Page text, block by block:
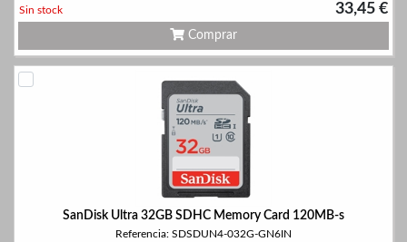
33,45 €
Sin stock
Comprar
SanDisk Ultra 32GB SDHC Memory Card 120MB-s
Referencia: SDSDUN4-032G-GN6IN